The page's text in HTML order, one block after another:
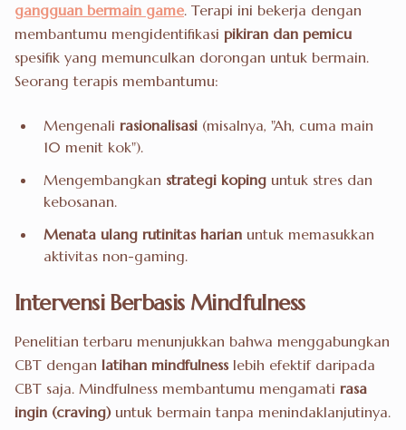
gangguan bermain game. Terapi ini bekerja dengan
membantumu mengidentifikasi pikiran dan pemicu
spesifik yang memunculkan dorongan untuk bermain.
Seorang terapis membantumu:
Mengenali rasionalisasi (misalnya, "Ah, cuma main
10 menit kok").
Mengembangkan strategi koping untuk stres dan
kebosanan.
Menata ulang rutinitas harian untuk memasukkan
aktivitas non-gaming.
Intervensi Berbasis Mindfulness
Penelitian terbaru menunjukkan bahwa menggabungkan
CBT dengan latihan mindfulnesslebih efektif daripada
CBT saja. Mindfulness membantumu mengamati rasa
ingin (craving)untuk bermain tanpa menindaklanjutinya.